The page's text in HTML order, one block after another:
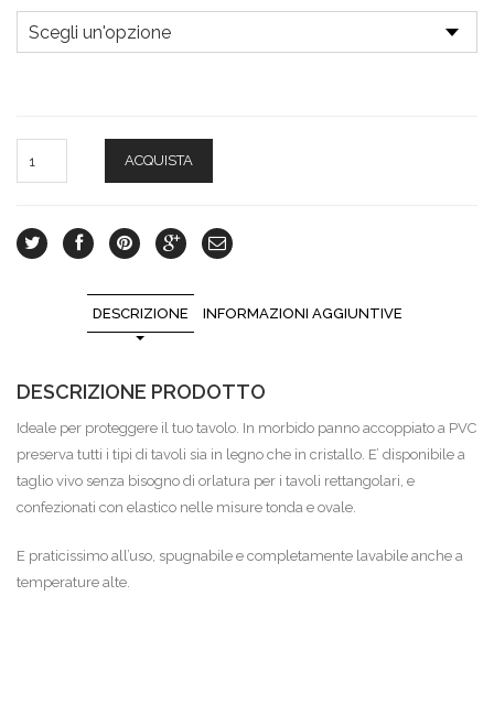
ACQUISTA
DESCRIZIONE INFORMAZIONI AGGIUNTIVE
DESCRIZIONE PRODOTTO
Ideale per proteggere il tuo tavolo. In morbido panno accoppiato a PVC
preserva tutti i tipi di tavoli sia in legno che in cristallo. E’ disponibile a
taglio vivo senza bisogno di orlatura per i tavoli rettangolari, e
confezionati con elastico nelle misure tonda e ovale.
E praticissimo all’uso, spugnabile e completamente lavabile anche a
temperature alte.